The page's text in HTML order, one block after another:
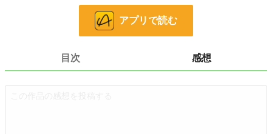
15,805
更新日時 2026.05.11 19:40
アプリで読む
目次 感想